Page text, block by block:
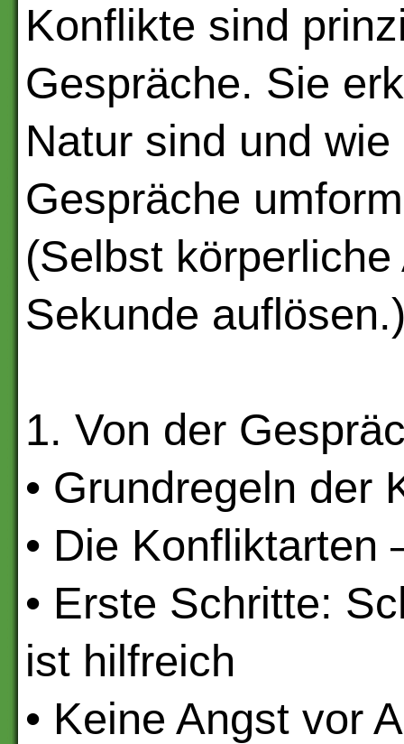
Konflikte sind
Gespräche. Sie
Natur sind und
Gespräche
(Selbst
Sekunde
1. Von der
• Grundregeln der
• Die Konfliktarten
• Erste Schritte:
ist hilfreich
• Keine Angst vor